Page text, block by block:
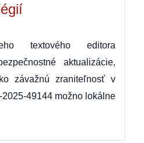
textového editora
aktualizácie,
závažnú zraniteľnosť v
49144 možno lokálne